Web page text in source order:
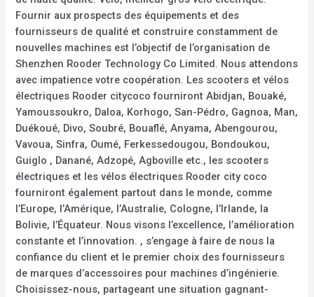
Fournir aux prospects des équipements et des
fournisseurs de qualité et construire constamment de
nouvelles machines est l’objectif de l’organisation de
Shenzhen Rooder Technology Co Limited. Nous attendons
avec impatience votre coopération. Les scooters et vélos
électriques Rooder citycoco fourniront Abidjan, Bouaké,
Yamoussoukro, Daloa, Korhogo, San-Pédro, Gagnoa, Man,
Duékoué, Divo, Soubré, Bouaflé, Anyama, Abengourou,
Vavoua, Sinfra, Oumé, Ferkessedougou, Bondoukou,
Guiglo , Danané, Adzopé, Agboville etc., les scooters
électriques et les vélos électriques Rooder city coco
fourniront également partout dans le monde, comme
l’Europe, l’Amérique, l’Australie, Cologne, l’Irlande, la
Bolivie, l’Équateur. Nous visons l’excellence, l’amélioration
constante et l’innovation. , s’engage à faire de nous la
confiance du client et le premier choix des fournisseurs
de marques d’accessoires pour machines d’ingénierie.
Choisissez-nous, partageant une situation gagnant-